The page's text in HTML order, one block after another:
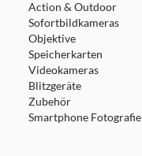
Action & Outdoor
Sofortbildkameras
Objektive
Speicherkarten
Videokameras
Blitzgeräte
Zubehör
Smartphone Fotografie